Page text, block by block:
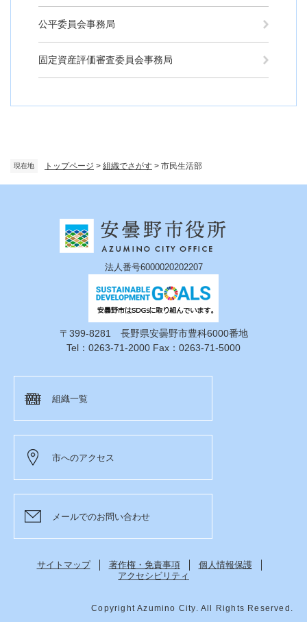
現在地 トップページ > 組織でさがす > 市民生活部
公平委員会事務局
固定資産評価審査委員会事務局
法人番号6000020202207
〒399-8281 長野県安曇野市豊科6000番地
Tel：0263-71-2000 Fax：0263-71-5000
組織一覧
市へのアクセス
メールでのお問い合わせ
サイトマップ 著作権・免責事項
個人情報保護
アクセシビリティ
Copyright Azumino City. All Rights Reserved.